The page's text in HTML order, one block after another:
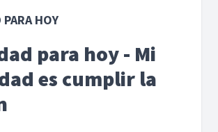
HOY
para hoy - Mi
es cumplir la